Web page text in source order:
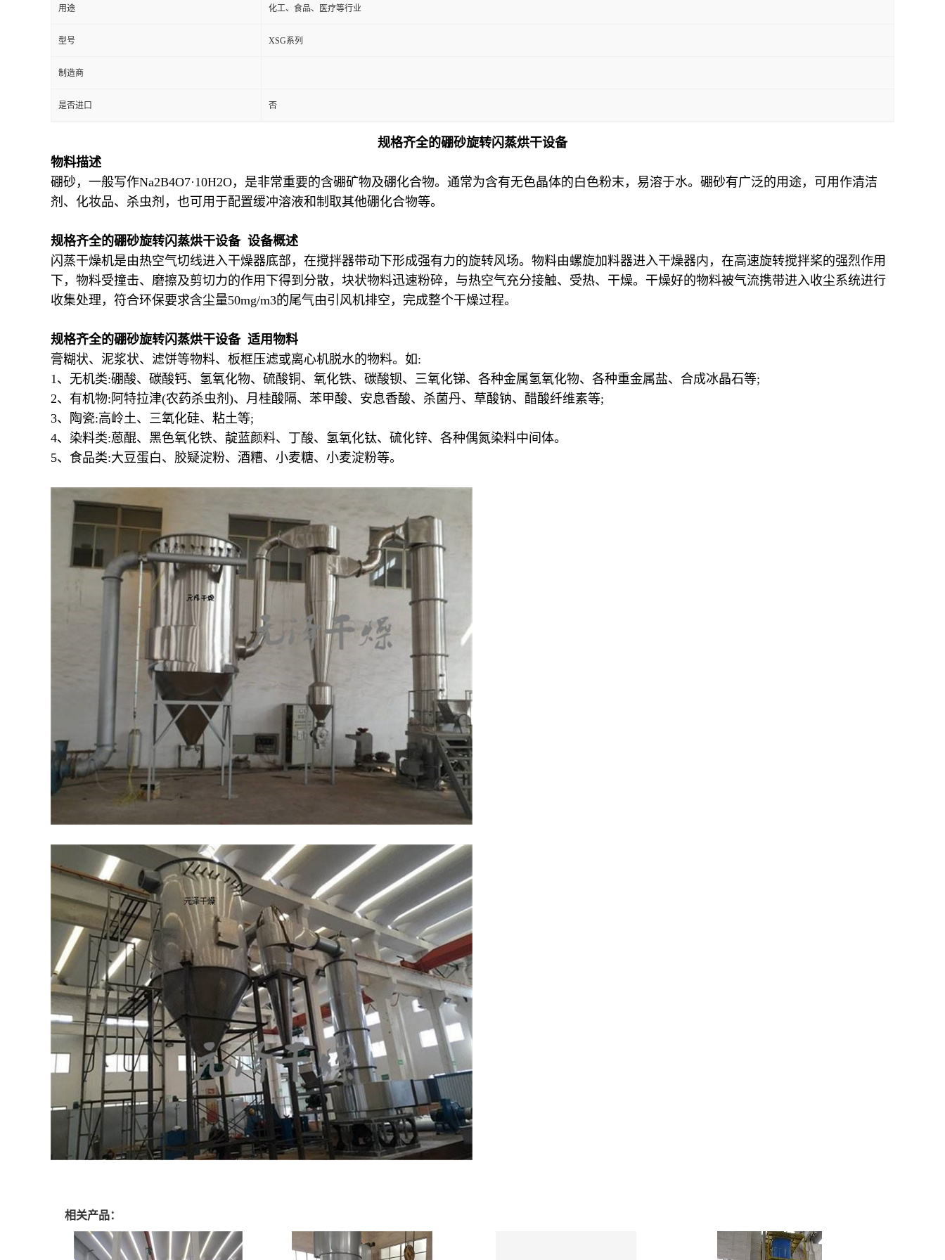
用途 化工、食品、医疗等行业
型号 XSG系列
制造商
是否进口 否
规格齐全的硼砂旋转闪蒸烘干设备
物料描述
硼砂，一般写作Na2B4O7·10H2O，是非常重要的含硼矿物及硼化合物。通常为含有无色晶体的白色粉末，易溶于水。硼砂有广泛的用途，可用作清洁
剂、化妆品、杀虫剂，也可用于配置缓冲溶液和制取其他硼化合物等。
规格齐全的硼砂旋转闪蒸烘干设备 设备概述
闪蒸干燥机是由热空气切线进入干燥器底部，在搅拌器带动下形成强有力的旋转风场。物料由螺旋加料器进入干燥器内，在高速旋转搅拌桨的强烈作用
下，物料受撞击、磨擦及剪切力的作用下得到分散，块状物料迅速粉碎，与热空气充分接触、受热、干燥。干燥好的物料被气流携带进入收尘系统进行
收集处理，符合环保要求含尘量50mg/m3的尾气由引风机排空，完成整个干燥过程。
规格齐全的硼砂旋转闪蒸烘干设备 适用物料
膏糊状、泥浆状、滤饼等物料、板框压滤或离心机脱水的物料。如:
1、无机类:硼酸、碳酸钙、氢氧化物、硫酸铜、氧化铁、碳酸钡、三氧化锑、各种金属氢氧化物、各种重金属盐、合成冰晶石等;
2、有机物:阿特拉津(农药杀虫剂)、月桂酸隔、苯甲酸、安息香酸、杀菌丹、草酸钠、醋酸纤维素等;
3、陶瓷:高岭土、三氧化硅、粘土等;
4、染料类:蒽醌、黑色氧化铁、靛蓝颜料、丁酸、氢氧化钛、硫化锌、各种偶氮染料中间体。
5、食品类:大豆蛋白、胶疑淀粉、酒糟、小麦糖、小麦淀粉等。
相关产品：